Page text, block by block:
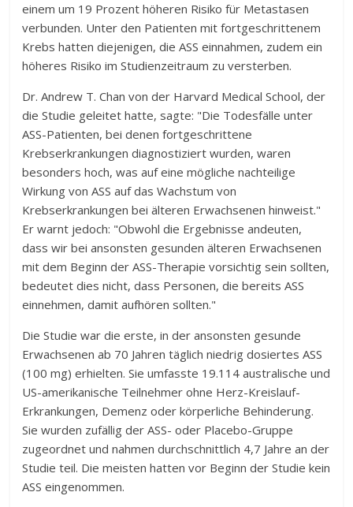
einem um 19 Prozent höheren Risiko für Metastasen
verbunden. Unter den Patienten mit fortgeschrittenem
Krebs hatten diejenigen, die ASS einnahmen, zudem ein
höheres Risiko im Studienzeitraum zu versterben.
Dr. Andrew T. Chan von der Harvard Medical School, der
die Studie geleitet hatte, sagte: "Die Todesfälle unter
ASS-Patienten, bei denen fortgeschrittene
Krebserkrankungen diagnostiziert wurden, waren
besonders hoch, was auf eine mögliche nachteilige
Wirkung von ASS auf das Wachstum von
Krebserkrankungen bei älteren Erwachsenen hinweist."
Er warnt jedoch: "Obwohl die Ergebnisse andeuten,
dass wir bei ansonsten gesunden älteren Erwachsenen
mit dem Beginn der ASS-Therapie vorsichtig sein sollten,
bedeutet dies nicht, dass Personen, die bereits ASS
einnehmen, damit aufhören sollten."
Die Studie war die erste, in der ansonsten gesunde
Erwachsenen ab 70 Jahren täglich niedrig dosiertes ASS
(100 mg) erhielten. Sie umfasste 19.114 australische und
US-amerikanische Teilnehmer ohne Herz-Kreislauf-
Erkrankungen, Demenz oder körperliche Behinderung.
Sie wurden zufällig der ASS- oder Placebo-Gruppe
zugeordnet und nahmen durchschnittlich 4,7 Jahre an der
Studie teil. Die meisten hatten vor Beginn der Studie kein
ASS eingenommen.